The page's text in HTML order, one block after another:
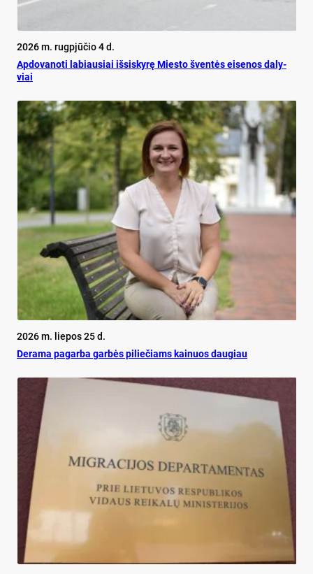
2026 m. rugpjūčio 4 d.
Ap­do­va­no­ti la­biau­siai iš­si­sky­rę Mies­to šven­tės ei­se­nos da­ly­
viai
2026 m. liepos 25 d.
De­ra­ma pa­gar­ba gar­bės pi­lie­čiams kai­nuos dau­giau